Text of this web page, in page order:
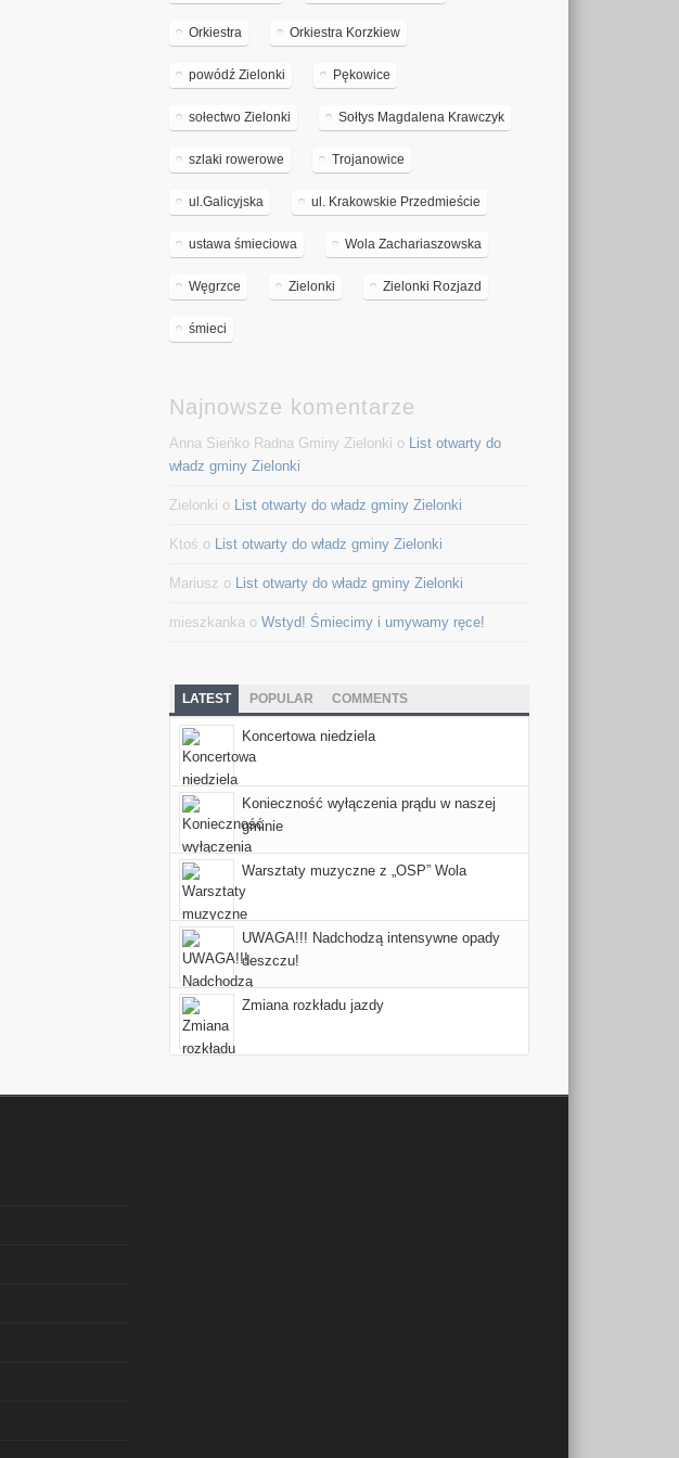
Orkiestra Orkiestra Korzkiew
powódź Zielonki Pękowice
sołectwo Zielonki Sołtys Magdalena Krawczyk
szlaki rowerowe Trojanowice
ul.Galicyjska ul. Krakowskie Przedmieście
ustawa śmieciowa Wola Zachariaszowska
Węgrzce Zielonki Zielonki Rozjazd
śmieci
Najnowsze komentarze
Anna Sieńko Radna Gminy Zielonki o List otwarty do
władz gminy Zielonki
Zielonki o List otwarty do władz gminy Zielonki
Ktoś o List otwarty do władz gminy Zielonki
Mariusz o List otwarty do władz gminy Zielonki
mieszkanka oWstyd! Śmiecimy i umywamy ręce!
LATEST POPULAR COMMENTS
Koncertowa niedziela
Konieczność wyłączenia prądu w naszej
gminie
Warsztaty muzyczne z „OSP” Wola
UWAGA!!! Nadchodzą intensywne opady
deszczu!
Zmiana rozkładu jazdy